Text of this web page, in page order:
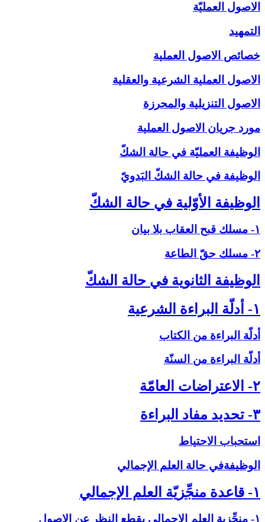
الاصول العمليّة
التمهيد
خصائص الاصول العملية
الاصول العملية الشرعية والعقلية
الاصول التنزيلية والمحرزة
مورد جريان الاصول العملية
الوظيفة العمليّة في حالة الشكّ‏
الوظيفة في حالة الشكّ البَدويّ
الوظيفة الأوّلية في حالة الشكّ‏
۱- مسلك قبح العقاب بلا بيان
۲- مسلك حقّ الطاعة
الوظيفة الثانوية في حالة الشكّ‏
۱- أدلّة البراءة الشرعية
أدلّة البراءة من الكتاب
أدلّة البراءة من السنّة
۲- الاعتراضات العامّة
۳- تحديد مفاد البراءة
استحباب الاحتياط
الوظيفةفي حالة العلم الإجمالي‏
۱- قاعدة منجِّزيّة العلم الإجمالي‏
۱- منجِّزية العلم الإجمالي بقطع النظر عن الاصول